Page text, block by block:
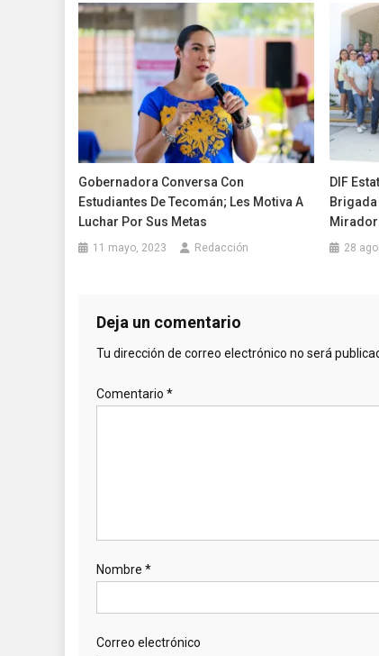
Gobernadora Conversa Con
Estudiantes De Tecomán; Les Motiva A
Luchar Por Sus Metas
11 mayo, 2023 Redacción
DIF
Brigada
Mirador
28
Deja un comentario
Tu dirección de correo electrónico no será
Comentario *
Nombre *
Correo electrónico